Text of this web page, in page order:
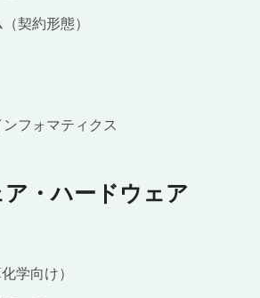
契約形態）
フォマティクス
・ハードウェア
学向け）